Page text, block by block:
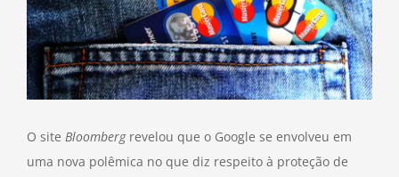
O site Bloombergrevelou que o Google se envolveu em
uma nova polêmica no que diz respeito à proteção de